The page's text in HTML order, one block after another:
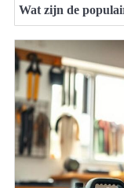
Wat zijn de